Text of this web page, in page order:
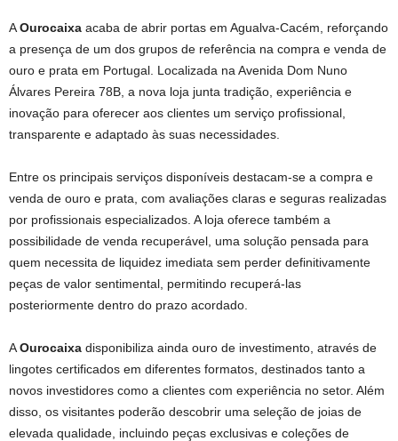
AOurocaixa acaba de abrir portas em Agualva-Cacém, reforçando
a presença de um dos grupos de referência na compra e venda de
ouro e prata em Portugal. Localizada na Avenida Dom Nuno
Álvares Pereira 78B, a nova loja junta tradição, experiência e
inovação para oferecer aos clientes um serviço profissional,
transparente e adaptado às suas necessidades.
Entre os principais serviços disponíveis destacam-se a compra e
venda de ouro e prata, com avaliações claras e seguras realizadas
por profissionais especializados. A loja oferece também a
possibilidade de venda recuperável, uma solução pensada para
quem necessita de liquidez imediata sem perder definitivamente
peças de valor sentimental, permitindo recuperá-las
posteriormente dentro do prazo acordado.
AOurocaixa disponibiliza ainda ouro de investimento, através de
lingotes certificados em diferentes formatos, destinados tanto a
novos investidores como a clientes com experiência no setor. Além
disso, os visitantes poderão descobrir uma seleção de joias de
elevada qualidade, incluindo peças exclusivas e coleções de